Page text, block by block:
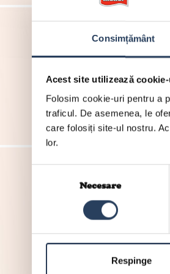
Consimțământ
Acest site utilizează
Folosim cookie-uri pentru a
traficul. De asemenea, le
care folosiți site-ul nostru.
lor.
consimțământului
Necesare
Respinge